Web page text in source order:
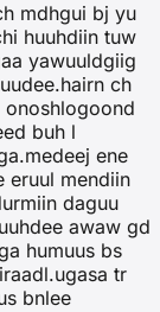
mdhgui bj yu
huuhdiin tuw
yawuuldgiig
ch
onoshlogoond
buh l
ene
eruul mendiin
daguu
awaw gd
humuus bs
tr
bnlee